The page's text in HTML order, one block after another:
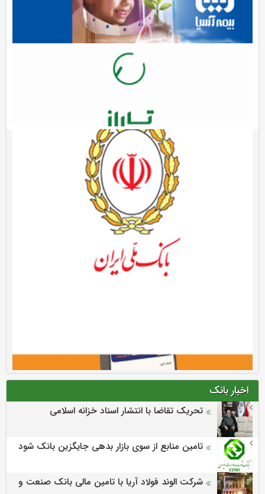
اخبار بانک
تحریک تقاضا با انتشار اسناد خزانه اسلامی
تامین منابع از سوی بازار بدهی جایگزین بانک شود
شرکت الوند فولاد آریا با تامین مالی بانک صنعت و